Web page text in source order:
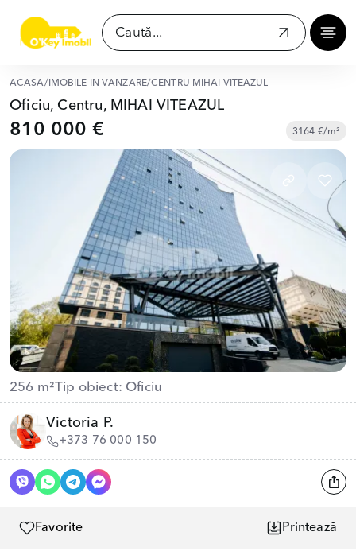
ACASĂ/ IMOBILE ÎN VÂNZARE/CENTRU MIHAI VITEAZUL
Oficiu, Centru, MIHAI VITEAZUL
810 000 € 3164 €/m²
256 m²Tip obiect: Oficiu
Victoria P.
+373 76 000 150
Favorite Printează